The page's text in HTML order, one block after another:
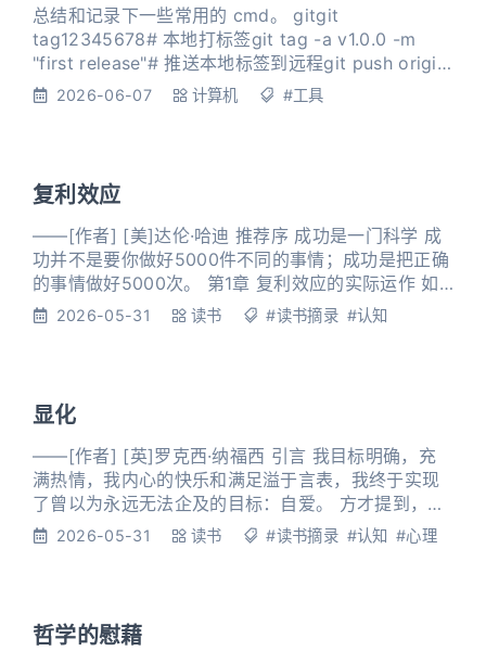
总结和记录下一些常用的 cmd。 gitgit
tag12345678# 本地打标签git tag -a v1.0.0 -m
"first release"# 推送本地标签到远程git push origin
v1.0.0# 删除本地taggit tag -d v1.0.0# 删除远程标
2026-06-07 计算机 #工具
复利效应
——[作者] [美]达伦·哈迪 推荐序 成功是一门科学 成
功并不是要你做好5000件不同的事情；成功是把正确
的事情做好5000次。 第1章 复利效应的实际运作 如
果你不擅长某件事，那就加倍努力，用更加聪明的方
为你所用时，你就能实现梦寐以求的成功，过上向往
的生
2026-05-31 读书 #读书摘录 #认知
显化
——[作者] [英]罗克西·纳福西 引言 我目标明确，充
满热情，我内心的快乐和满足溢于言表，我终于实现
了曾以为永远无法企及的目标：自爱。 方才提到，显
化是科学与智慧的结合，在这里我想简要地用科学知
句话说，所有物质都是能量的集合，而物与物的区别
在于其振动频率及其原
2026-05-31 读书 #读书摘录 #认知 #心理
哲学的慰藉